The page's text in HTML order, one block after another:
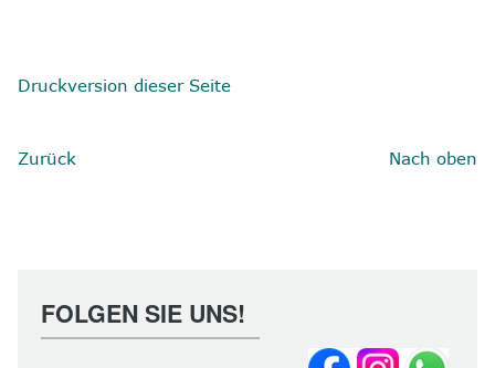
Druckversion dieser Seite
Zurück Nach oben
FOLGEN SIE UNS!